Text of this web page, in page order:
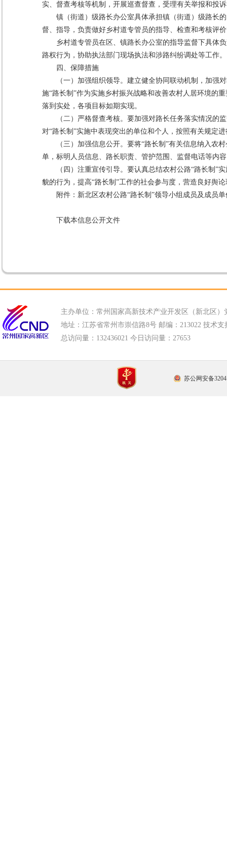
实、督查考核等机制，开展巡查督查，受理有关举报和投
镇（街道）级路长办公室具体承担镇（街道）级路长
督、指导，负责做好乡村道专管员的指导、检查和考核评
乡村道专管员在区、镇路长办公室的指导监督下具体
路权行为，协助执法部门现场执法和涉路纠纷调处等工作。
四、保障措施
（一）加强组织领导。建立健全协同联动机制，加强
施“路长制”作为实施乡村振兴战略和改善农村人居环境的
落到实处，各项目标如期实现。
（二）严格督查考核。要加强对路长任务落实情况的
对“路长制”实施中表现突出的单位和个人，按照有关规定
（三）加强信息公开。要将“路长制”有关信息纳入
单，标明人员信息、路长职责、管护范围、监督电话等内
（四）注重宣传引导。要认真总结农村公路“路长制
貌的行为，提高“路长制”工作的社会参与度，营造良好舆
附件： 新北区农村公路“路长制”领导小组成员及成员
下载本信息公开文件
主办单位：常州国家高新技术产业开发区（新北区）
地址：江苏省常州市崇信路8号 邮编：213022 技术支
总访问量： 132436021 今日访问量： 27653
苏公网安备